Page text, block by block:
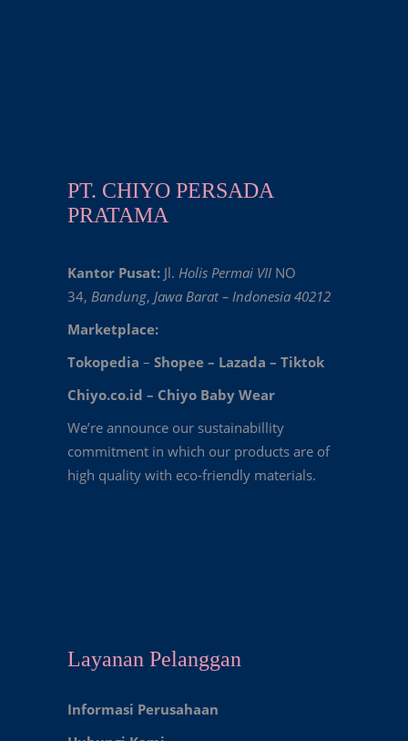
PT. CHIYO PERSADA
PRATAMA
Kantor Pusat: Jl. Holis Permai VII NO
34, Bandung, Jawa Barat – Indonesia 40212
Marketplace:
Tokopedia – Shopee – Lazada – Tiktok
Chiyo.co.id – Chiyo Baby Wear
We’re announce our sustainabillity
commitment in which our products are of
high quality with eco-friendly materials.
Layanan Pelanggan
Informasi Perusahaan